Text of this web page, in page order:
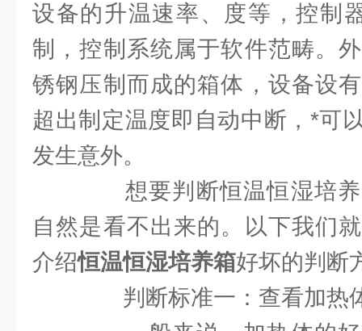
设备的升温速率、度等，控制
制，控制系统属于软件范畴。
锈钢压制而成的箱体，设备设
超出制定温度即自动中断，*可
发生意外。
想要判断恒温恒湿培养
自然是看不出来的。以下我们
介绍恒温恒湿培养箱好坏的判断
判断标准一：查看加热